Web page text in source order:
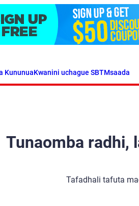
KununuaKwanini uchague SBTMsaada
Tunaomba radhi,
Tafadhali tafuta